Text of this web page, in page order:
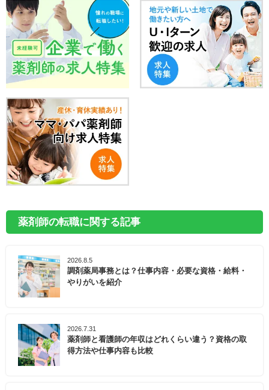
薬剤師の転職に関する記事
2026.8.5
調剤薬局事務とは？仕事内容・必要な資格・給料・
やりがいを紹介
2026.7.31
薬剤師と看護師の年収はどれくらい違う？資格の取
得方法や仕事内容も比較